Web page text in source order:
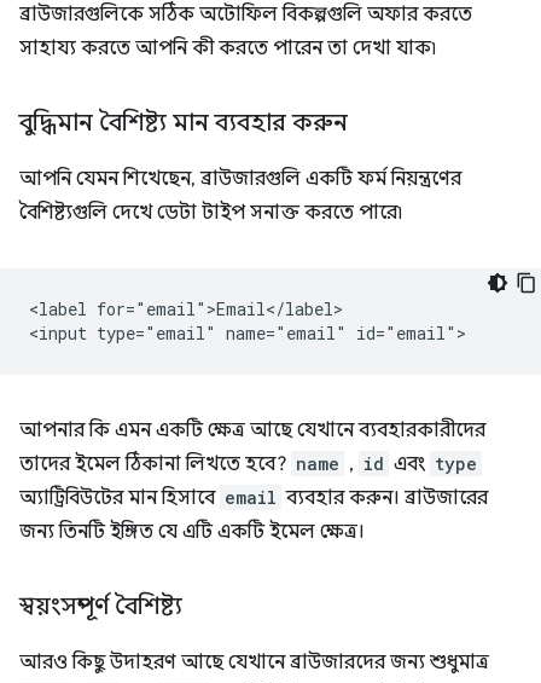
ব্রাউজারগুলিকে সঠিক অটোফিল বিকল্পগুলি অফার করতে
সাহায্য করতে আপনি কী করতে পারেন তা দেখা যাক৷
বুদ্ধিমান বৈশিষ্ট্য মান ব্যবহার করুন
আপনি যেমন শিখেছেন, ব্রাউজারগুলি একটি ফর্ম নিয়ন্ত্রণের
বৈশিষ্ট্যগুলি দেখে ডেটা টাইপ সনাক্ত করতে পারে৷
<label for="email">Email</label>
আপনার কি এমন একটি ক্ষেত্র আছে যেখানে ব্যবহারকারীদের
তাদের ইমেল ঠিকানা লিখতে হবে? name , id এবং type
অ্যাট্রিবিউটের মান হিসাবে email ব্যবহার করুন। ব্রাউজারের
জন্য তিনটি ইঙ্গিত যে এটি একটি ইমেল ক্ষেত্র।
স্বয়ংসম্পূর্ণ বৈশিষ্ট্য
আরও কিছু উদাহরণ আছে যেখানে ব্রাউজারদের জন্য শুধুমাত্র